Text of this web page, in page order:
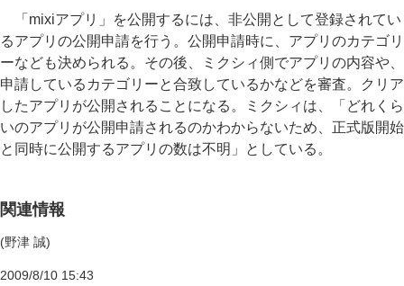
「mixiアプリ」を公開するには、非公開として登録されてい
るアプリの公開申請を行う。公開申請時に、アプリのカテゴリ
ーなども決められる。その後、ミクシィ側でアプリの内容や、
申請しているカテゴリーと合致しているかなどを審査。クリア
したアプリが公開されることになる。ミクシィは、「どれくら
いのアプリが公開申請されるのかわからないため、正式版開始
と同時に公開するアプリの数は不明」としている。
関連情報
(野津 誠)
2009/8/10 15:43